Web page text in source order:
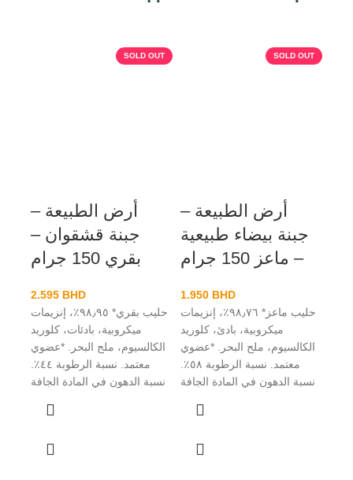
SOLD OUT
أرض الطبيعة –
جبنة بيضاء طبيعية
– ماعز 150 جرام
1.950 BHD
حليب ماعز* ٩٨٫٧٦٪، إنزيمات
ميكروبية، بادئ، كلوريد
الكالسيوم، ملح البحر. *عضوي
معتمد. نسبة الرطوبة ٥٨٪.
نسبة الدهون في المادة الجافة
SOLD OUT
أرض الطبيعة –
جبنة قشقوان –
بقري 150 جرام
2.595 BHD
حليب بقري* ٩٨٫٩٥٪، إنزيمات
ميكروبية، بادئات، كلوريد
الكالسيوم، ملح البحر. *عضوي
معتمد. نسبة الرطوبة ٤٤٪.
نسبة الدهون في المادة الجافة